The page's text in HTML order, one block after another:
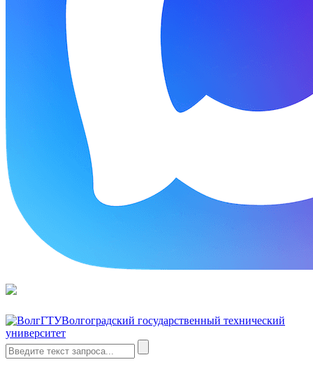
Волгоградский государственный технический
университет